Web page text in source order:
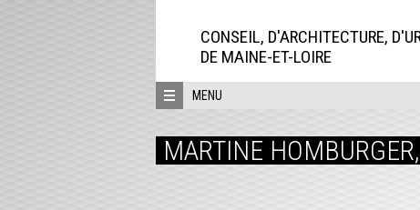
CONSEIL, D'ARCHITECTURE,
DE MAINE-ET-LOIRE
MENU
MARTINE